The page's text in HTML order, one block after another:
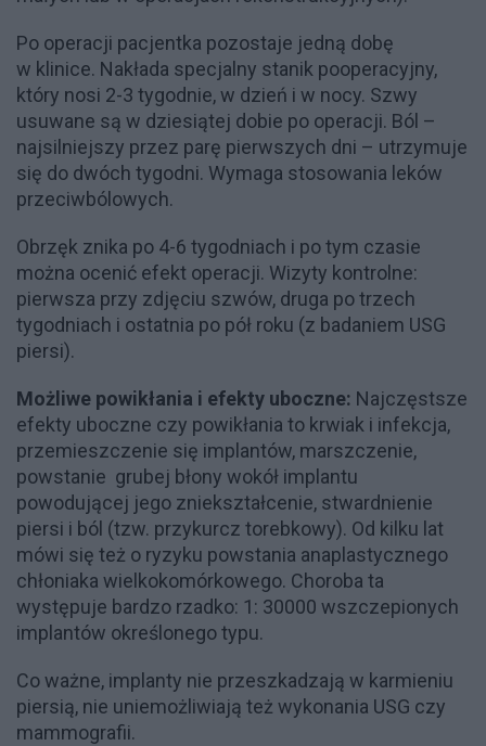
Po operacji pacjentka pozostaje jedną dobę
w klinice. Nakłada specjalny stanik pooperacyjny,
który nosi 2-3 tygodnie, w dzień i w nocy. Szwy
usuwane są w dziesiątej dobie po operacji. Ból –
najsilniejszy przez parę pierwszych dni – utrzymuje
się do dwóch tygodni. Wymaga stosowania leków
przeciwbólowych.
Obrzęk znika po 4-6 tygodniach i po tym czasie
można ocenić efekt operacji. Wizyty kontrolne:
pierwsza przy zdjęciu szwów, druga po trzech
tygodniach i ostatnia po pół roku (z badaniem USG
piersi).
Możliwe powikłania i efekty uboczne: Najczęstsze
efekty uboczne czy powikłania to krwiak i infekcja,
przemieszczenie się implantów, marszczenie,
powstanie grubej błony wokół implantu
powodującej jego zniekształcenie, stwardnienie
piersi i ból (tzw. przykurcz torebkowy). Od kilku lat
mówi się też o ryzyku powstania anaplastycznego
chłoniaka wielkokomórkowego. Choroba ta
występuje bardzo rzadko: 1: 30000 wszczepionych
implantów określonego typu.
Co ważne, implanty nie przeszkadzają w karmieniu
piersią, nie uniemożliwiają też wykonania USG czy
mammografii.